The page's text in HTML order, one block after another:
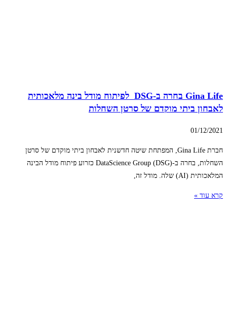
Gina Life בחרה ב-DSG לפיתוח מודל בינה מלאכותית
לאבחון ביתי מוקדם של סרטן השחלות
01/12/2021
חברת Gina Life, המפתחת שיטה חדשנית לאבחון ביתי מוקדם של סרטן
השחלות, בחרה ב-DataScience Group (DSG) כזרוע פיתוח מודל הבינה
המלאכותית (AI) שלה. מודל זה,
קרא עוד »